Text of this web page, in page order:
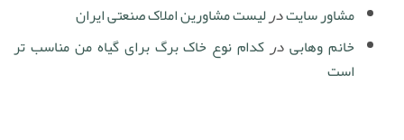
مشاور سایتدرلیست مشاورین املاک صنعتی ایران
خانم وهابیدرکدام نوع خاک برگ برای گیاه من مناسب تر
است